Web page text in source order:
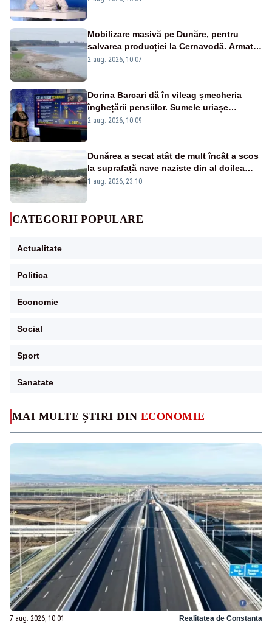
MAI MULTE ȘTIRI DIN ECONOMIE
7 aug. 2026, 10:01 Realitatea de Constanta
Mobilizare masivă pe Dunăre, pentru
salvarea producției la Cernavodă. Armata
va detona o stâncă și va devia apa
2 aug. 2026, 10:07
Dorina Barcari dă în vileag șmecheria
înghețării pensiilor. Sumele uriașe
pierdute de fiecare român
2 aug. 2026, 10:09
Dunărea a secat atât de mult încât a scos
la suprafață nave naziste din al doilea
război mondial
1 aug. 2026, 23:10
CATEGORII POPULARE
Actualitate
Politica
Economie
Social
Sport
Sanatate